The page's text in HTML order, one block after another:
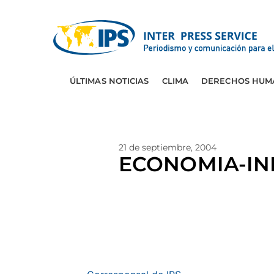
ÚLTIMAS NOTICIAS CLIMA DERECHOS
21 de septiembre, 2004
ECONOMIA-